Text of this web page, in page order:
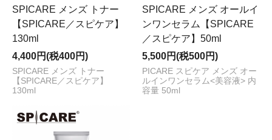
SPICARE メンズ トナー
【SPICARE／スピケア】
130ml
4,400円(税400円)
SPICARE メンズ トナー
【SPICARE／スピケア】
130ml
SPICARE メンズ オールイ
ンワンセラム【SPICARE
／スピケア】50ml
5,500円(税500円)
PICARE スピケア メンズ オー
ルインワンセラム<美容液> 内
容量 50ml